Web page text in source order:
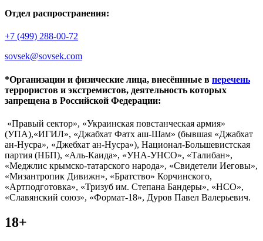
Отдел распространения:
+7 (499) 288-00-72
sovsek@sovsek.com
*Организации и физические лица, внесённные в перечень
террористов и экстремистов, деятельность которых
запрещена в Российской Федерации:
«Правый сектор», «Украинская повстанческая армия»
(УПА),«ИГИЛ», «Джабхат Фатх аш-Шам» (бывшая «Джабхат
ан-Нусра», «Джебхат ан-Нусра»), Национал-Большевистская
партия (НБП), «Аль-Каида», «УНА-УНСО», «Талибан»,
«Меджлис крымско-татарского народа», «Свидетели Иеговы»,
«Мизантропик Дивижн», «Братство» Корчинского,
«Артподготовка», «Тризуб им. Степана Бандеры», «НСО»,
«Славянский союз», «Формат-18», Дуров Павел Валерьевич.
18+